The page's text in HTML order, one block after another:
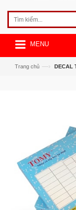
MENU
Trang chủ —› DECAL